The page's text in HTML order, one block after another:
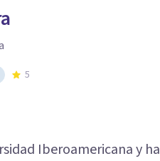
5
Iberoamericana y ha